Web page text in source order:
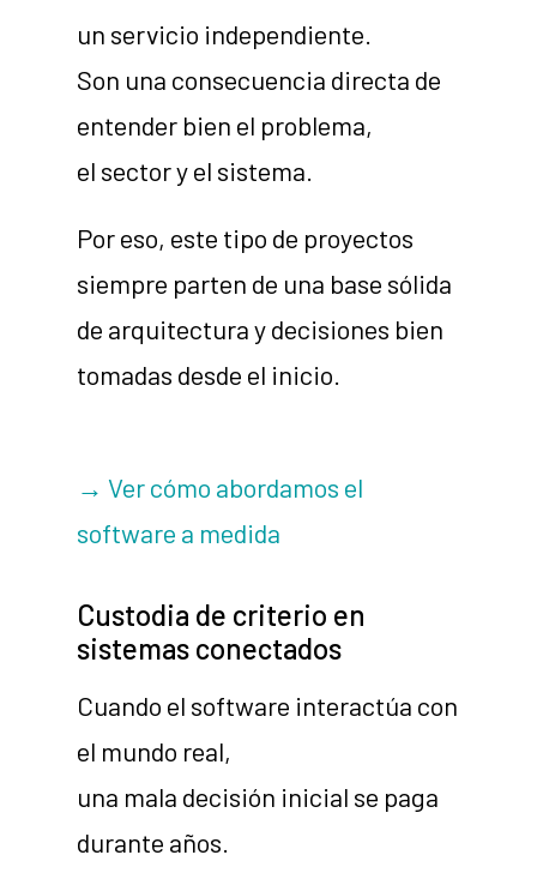
un servicio independiente.
Son una consecuencia directa de
entender bien el problema,
el sector y el sistema.
Por eso, este tipo de proyectos
siempre parten de una base sólida
de arquitectura y decisiones bien
tomadas desde el inicio.
→ Ver cómo abordamos el
software a medida
Custodia de criterio en
sistemas conectados
Cuando el software interactúa con
el mundo real,
una mala decisión inicial se paga
durante años.